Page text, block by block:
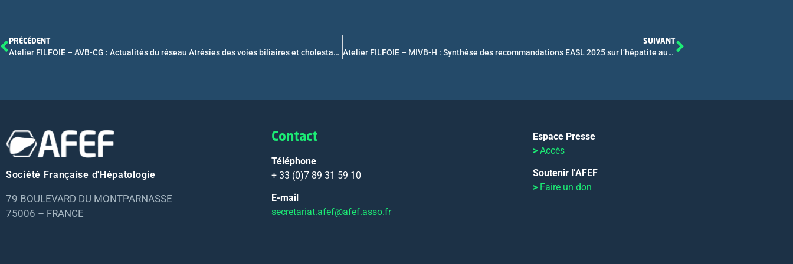
PRÉCÉDENT
Atelier FILFOIE – AVB-CG : Actualités du réseau Atrésies des voies biliaires et cholestases génétiques
SUIVANT
Atelier FILFOIE – MIVB-H : Synthèse des recommandations EASL 2025 sur l’hépatite auto-immune
Société Française d'Hépatologie
79 BOULEVARD DU MONTPARNASSE
75006 – FRANCE
Contact
Téléphone
+ 33 (0)7 89 31 59 10
E-mail
secretariat.afef@afef.asso.fr
Espace Presse
>Accès
Soutenir l’AFEF
> Faire un don